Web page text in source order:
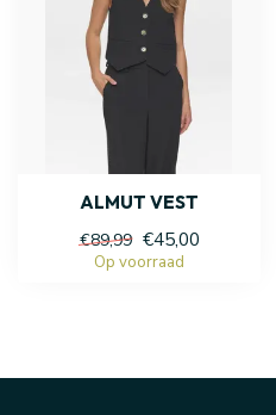
ALMUT VEST
€89,99 €45,00
Op voorraad